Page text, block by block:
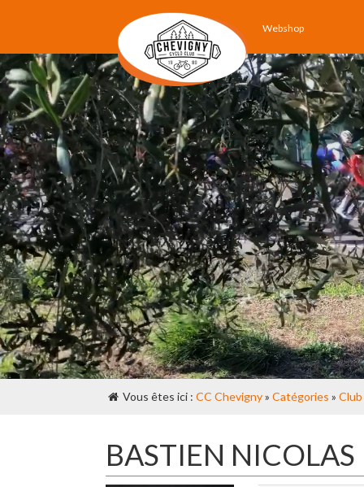
Webshop
Vous êtes ici : CC Chevigny» Catégories » Club
BASTIEN NICOLAS